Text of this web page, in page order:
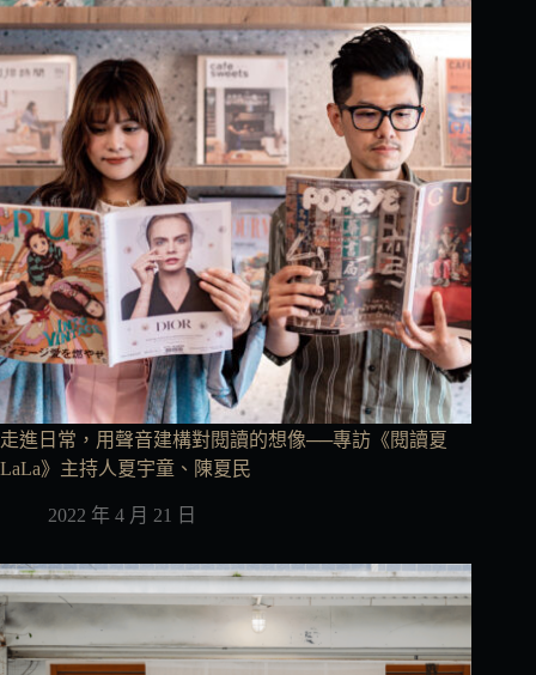
走進日常，用聲音建構對閱讀的想像──專訪《閱讀夏
LaLa》主持人夏宇童、陳夏民
2022 年 4 月 21 日